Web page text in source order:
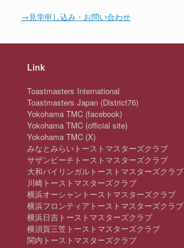
→見学申し込み・お問い合わせ
Link
Toastmasters International
Toastmasters Japan (District76)
Yokohama TMC (facebook)
Yokohama TMC (official site)
Yokohama TMC (X)
みなとみらいトーストマスターズクラブ
サザンビーチトーストマスターズクラブ
大和バイリンガルトーストマスターズクラブ
川崎トーストマスターズクラブ
横浜オーシャントーストマスターズクラブ
横浜フロンティアトーストマスターズクラブ
横浜日吉トーストマスターズクラブ
横須賀三笠トーストマスターズクラブ
関内トーストマスターズクラブ